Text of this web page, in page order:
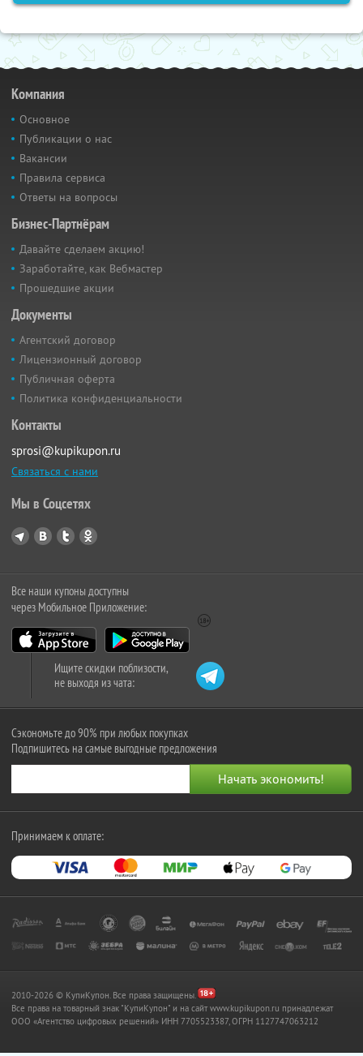
Компания
Основное
Публикации о нас
Вакансии
Правила сервиса
Ответы на вопросы
Бизнес-Партнёрам
Давайте сделаем акцию!
Заработайте, как Вебмастер
Прошедшие акции
Документы
Агентский договор
Лицензионный договор
Публичная оферта
Политика конфиденциальности
Контакты
sprosi@kupikupon.ru
Связаться с нами
Мы в Соцсетях
Все наши купоны доступны
через Мобильное Приложение:
Ищите скидки поблизости,
не выходя из чата:
Сэкономьте до 90% при любых покупках
Подпишитесь на самые выгодные предложения
Принимаем к оплате:
2010-2026 © КупиКупон. Все права защищены.
Все права на товарный знак "КупиКупон" и на сайт www.kupikupon.ru принадлежат
OOO «Агентство цифровых решений» ИНН 7705523387, ОГРН 1127747063212